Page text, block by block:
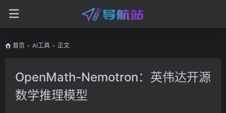
首页 • AI工具 • 正文
OpenMath-Nemotron：英伟达开源
数学推理模型